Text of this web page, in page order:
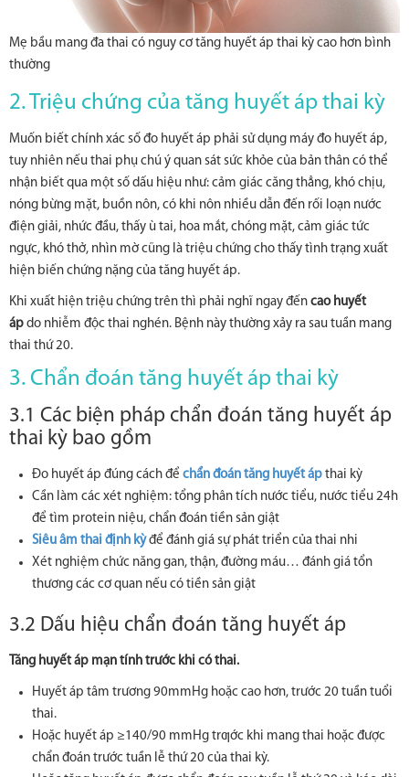
Mẹ bầu mang đa thai có nguy cơ tăng huyết áp thai kỳ cao hơn bình
thường
2. Triệu chứng của tăng huyết áp thai kỳ
Muốn biết chính xác số đo huyết áp phải sử dụng máy đo huyết áp,
tuy nhiên nếu thai phụ chú ý quan sát sức khỏe của bản thân có thể
nhận biết qua một số dấu hiệu như: cảm giác căng thẳng, khó chịu,
nóng bừng mặt, buồn nôn, có khi nôn nhiều dẫn đến rối loạn nước
điện giải, nhức đầu, thấy ù tai, hoa mắt, chóng mặt, cảm giác tức
ngực, khó thở, nhìn mờ cũng là triệu chứng cho thấy tình trạng xuất
hiện biến chứng nặng của tăng huyết áp.
Khi xuất hiện triệu chứng trên thì phải nghĩ ngay đến cao huyết
áp do nhiễm độc thai nghén. Bệnh này thường xảy ra sau tuần mang
thai thứ 20.
3. Chẩn đoán tăng huyết áp thai kỳ
3.1 Các biện pháp chẩn đoán tăng huyết áp
thai kỳ bao gồm
Đo huyết áp đúng cách để chẩn đoán tăng huyết áp thai kỳ
Cần làm các xét nghiệm: tổng phân tích nước tiểu, nước tiểu 24h
để tìm protein niệu, chẩn đoán tiền sản giật
Siêu âm thai định kỳđể đánh giá sự phát triển của thai nhi
Xét nghiệm chức năng gan, thận, đường máu… đánh giá tổn
thương các cơ quan nếu có tiền sản giật
3.2 Dấu hiệu chẩn đoán tăng huyết áp
Tăng huyết áp mạn tính trước khi có thai.
Huyết áp tâm trương 90mmHg hoặc cao hơn, trước 20 tuần tuổi
thai.
Hoặc huyết áp ≥140/90 mmHg trƣớc khi mang thai hoặc được
chẩn đoán trước tuần lễ thứ 20 của thai kỳ.